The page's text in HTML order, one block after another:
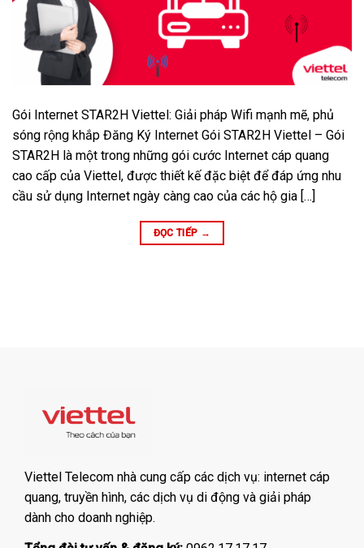
Gói Internet STAR2H Viettel: Giải pháp Wifi mạnh mẽ, phủ
sóng rộng khắp Đăng Ký Internet Gói STAR2H Viettel – Gói
STAR2H là một trong những gói cước Internet cáp quang
cao cấp của Viettel, được thiết kế đặc biệt để đáp ứng nhu
cầu sử dụng Internet ngày càng cao của các hộ gia […]
ĐỌC TIẾP →
Viettel Telecom nhà cung cấp các dịch vụ: internet cáp
quang, truyền hình, các dịch vụ di động và giải pháp
dành cho doanh nghiệp.